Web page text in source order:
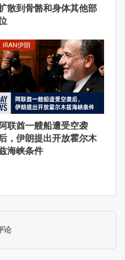
散到骨骼和身体其他部
IRAN伊朗
阿联酋一艘船遭受空袭
后，伊朗提出开放霍尔木
海峡条件
论